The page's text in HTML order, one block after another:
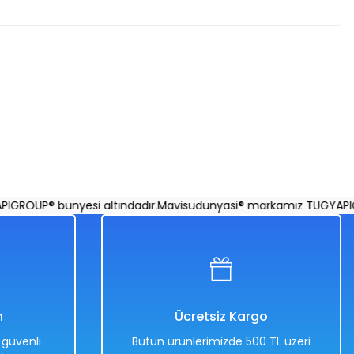
bünyesi altındadır.Mavisudunyasi® markamız
güvenli
Ücretsiz Kargo
Bütün ürünlerimizde 500 TL üzeri